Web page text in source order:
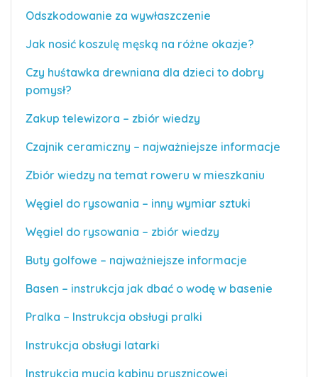
Odszkodowanie za wywłaszczenie
Jak nosić koszulę męską na różne okazje?
Czy huśtawka drewniana dla dzieci to dobry
pomysł?
Zakup telewizora – zbiór wiedzy
Czajnik ceramiczny – najważniejsze informacje
Zbiór wiedzy na temat roweru w mieszkaniu
Węgiel do rysowania – inny wymiar sztuki
Węgiel do rysowania – zbiór wiedzy
Buty golfowe – najważniejsze informacje
Basen – instrukcja jak dbać o wodę w basenie
Pralka – Instrukcja obsługi pralki
Instrukcja obsługi latarki
Instrukcja mycia kabiny prysznicowej